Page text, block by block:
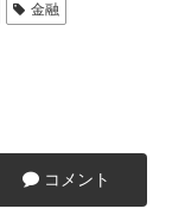
金融
コメント